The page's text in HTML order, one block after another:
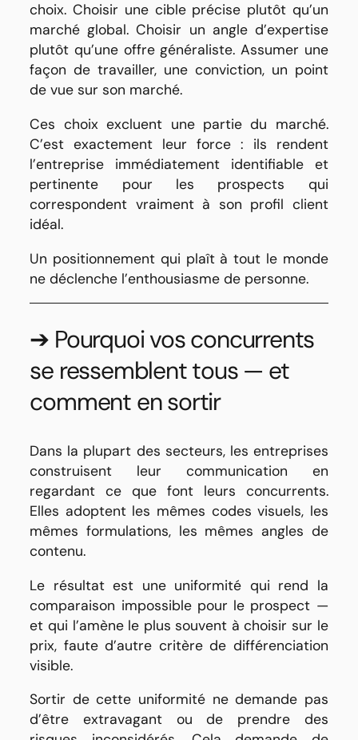
choix. Choisir une cible précise plutôt qu’un
marché global. Choisir un angle d’expertise
plutôt qu’une offre généraliste. Assumer une
façon de travailler, une conviction, un point
de vue sur son marché.
Ces choix excluent une partie du marché.
C’est exactement leur force : ils rendent
l’entreprise immédiatement identifiable et
pertinente pour les prospects qui
correspondent vraiment à son profil client
idéal.
Un positionnement qui plaît à tout le monde
ne déclenche l’enthousiasme de personne.
➔ Pourquoi vos concurrents
se ressemblent tous — et
comment en sortir
Dans la plupart des secteurs, les entreprises
construisent leur communication en
regardant ce que font leurs concurrents.
Elles adoptent les mêmes codes visuels, les
mêmes formulations, les mêmes angles de
contenu.
Le résultat est une uniformité qui rend la
comparaison impossible pour le prospect —
et qui l’amène le plus souvent à choisir sur le
prix, faute d’autre critère de différenciation
visible.
Sortir de cette uniformité ne demande pas
d’être extravagant ou de prendre des